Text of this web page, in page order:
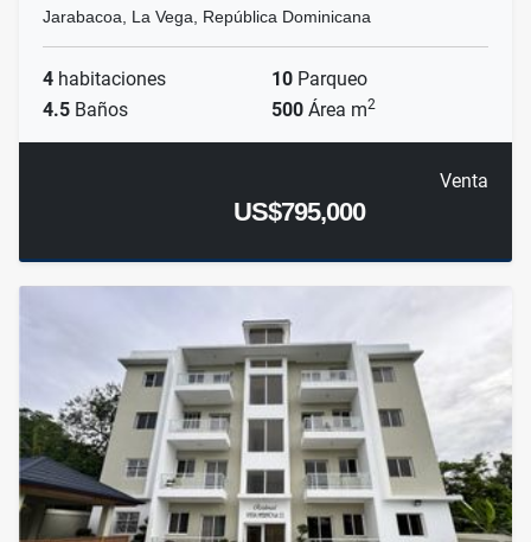
Jarabacoa, La Vega, República Dominicana
4 habitaciones 10 Parqueo
4.5 Baños 500 Área m2
Venta
US$795,000